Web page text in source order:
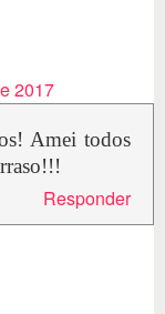
2017
Amei todos
Responder